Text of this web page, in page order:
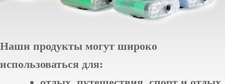
Наши продукты могут широко
использоваться для: